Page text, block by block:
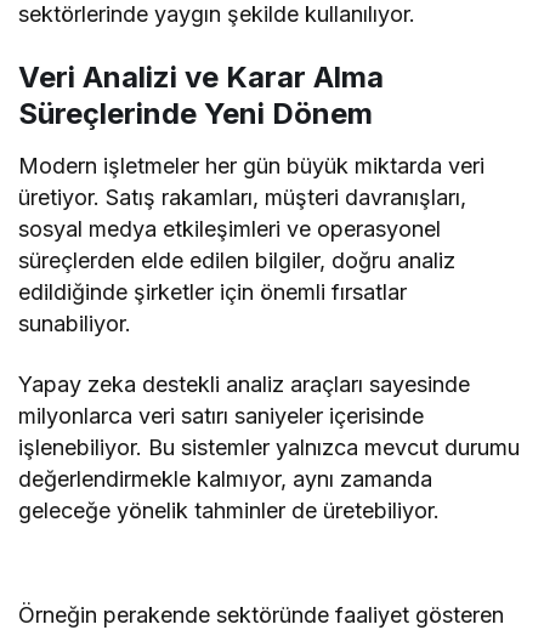
sektörlerinde yaygın şekilde kullanılıyor.
Veri Analizi ve Karar Alma
Süreçlerinde Yeni Dönem
Modern işletmeler her gün büyük miktarda veri
üretiyor. Satış rakamları, müşteri davranışları,
sosyal medya etkileşimleri ve operasyonel
süreçlerden elde edilen bilgiler, doğru analiz
edildiğinde şirketler için önemli fırsatlar
sunabiliyor.
Yapay zeka destekli analiz araçları sayesinde
milyonlarca veri satırı saniyeler içerisinde
işlenebiliyor. Bu sistemler yalnızca mevcut durumu
değerlendirmekle kalmıyor, aynı zamanda
geleceğe yönelik tahminler de üretebiliyor.
Örneğin perakende sektöründe faaliyet gösteren